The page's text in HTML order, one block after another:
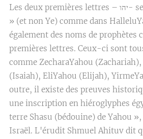
Les deux premières lettres – יהו- se prononcent « Yah
» (et non Ye) comme dans
également des noms de prophètes
premières lettres. Ceux-ci sont
comme ZecharaYahou
(Isaiah), EliYahou (Elijah),
outre, il existe des preuves
une inscription en hiéroglyphes
terre Shasu (bédouine) de Yahou
Israël. L'érudit Shmuel Ahituv dit